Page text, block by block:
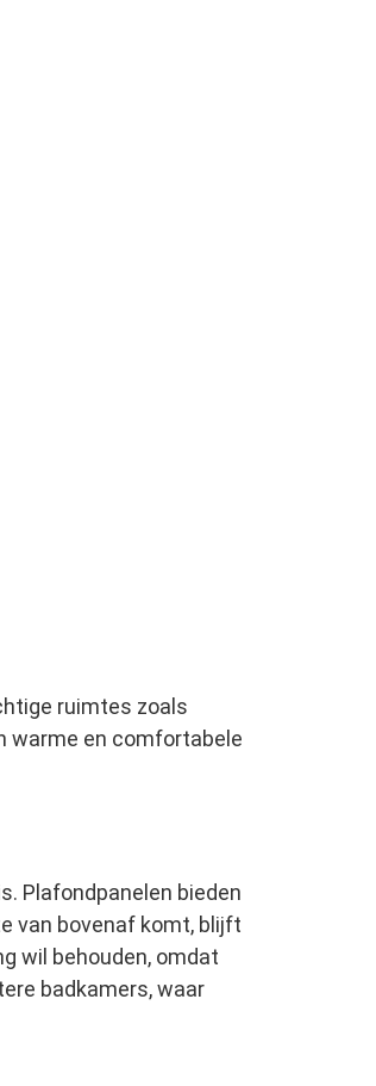
ruimtes zoals
warme en comfortabele
Plafondpanelen bieden
van bovenaf komt, blijft
wil behouden, omdat
badkamers, waar